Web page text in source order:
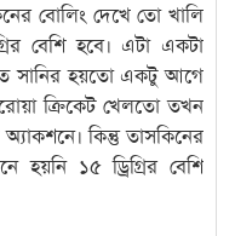
বোলিং দেখে তো খালি
বেশি হবে। এটা একটা
সানির হয়তো একটু আগে
ক্রিকেট খেলতো তখন
কিন্তু তাসকিনের
১৫ ড্রিগ্রির বেশি